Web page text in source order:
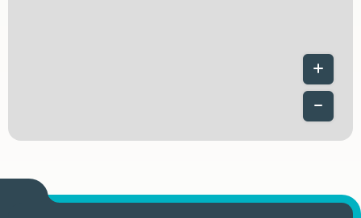
Leaflet